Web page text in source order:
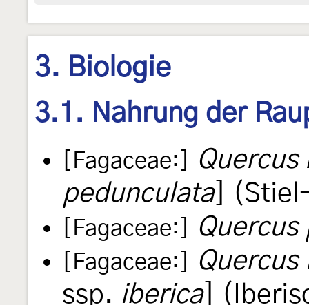
3. Biologie
3.1. Nahrung der
[Fagaceae:]
Quercus
pedunculata]
[Fagaceae:] Quercus
[Fagaceae:]
Quercus
ssp. iberica]